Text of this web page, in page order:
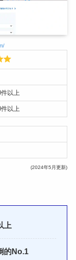
以上
以上
(2024年5月更新)
上
的No.1